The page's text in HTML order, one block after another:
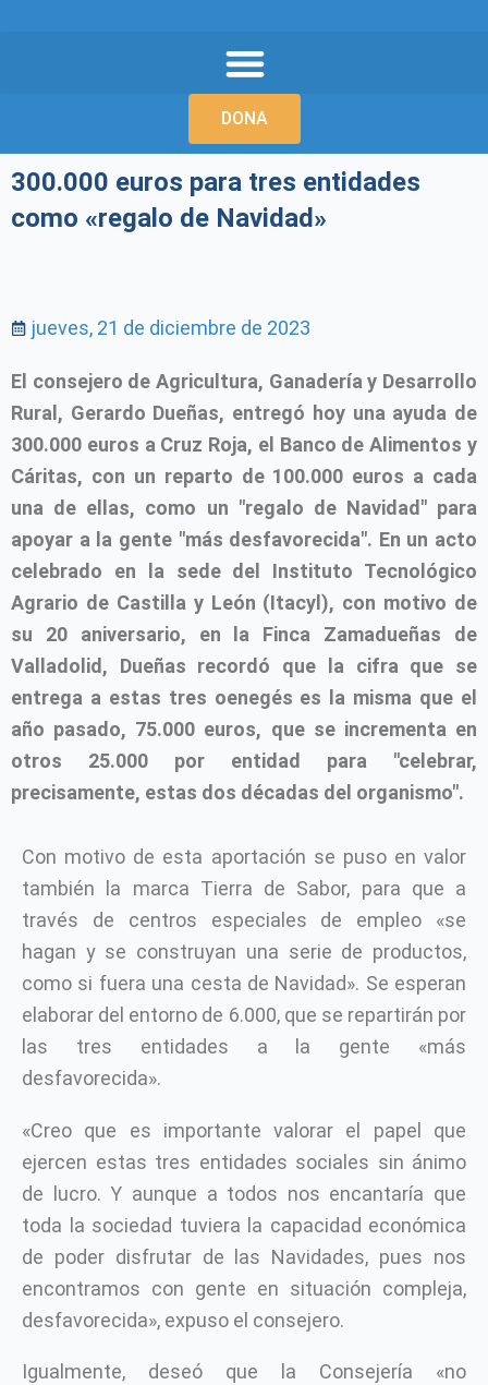
DONA
300.000 euros para tres entidades
como «regalo de Navidad»
jueves, 21 de diciembre de 2023
El consejero de Agricultura, Ganadería y Desarrollo
Rural, Gerardo Dueñas, entregó hoy una ayuda de
300.000 euros a Cruz Roja, el Banco de Alimentos y
Cáritas, con un reparto de 100.000 euros a cada
una de ellas, como un "regalo de Navidad" para
apoyar a la gente "más desfavorecida". En un acto
celebrado en la sede del Instituto Tecnológico
Agrario de Castilla y León (Itacyl), con motivo de
su 20 aniversario, en la Finca Zamadueñas de
Valladolid, Dueñas recordó que la cifra que se
entrega a estas tres oenegés es la misma que el
año pasado, 75.000 euros, que se incrementa en
otros 25.000 por entidad para "celebrar,
precisamente, estas dos décadas del organismo".
Con motivo de esta aportación se puso en valor
también la marca Tierra de Sabor, para que a
través de centros especiales de empleo «se
hagan y se construyan una serie de productos,
como si fuera una cesta de Navidad». Se esperan
elaborar del entorno de 6.000, que se repartirán por
las tres entidades a la gente «más
desfavorecida».
«Creo que es importante valorar el papel que
ejercen estas tres entidades sociales sin ánimo
de lucro. Y aunque a todos nos encantaría que
toda la sociedad tuviera la capacidad económica
de poder disfrutar de las Navidades, pues nos
encontramos con gente en situación compleja,
desfavorecida», expuso el consejero.
Igualmente, deseó que la Consejería «no